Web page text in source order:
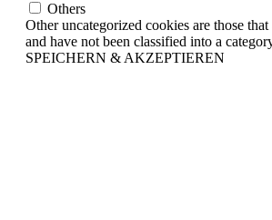
Others
Other uncategorized cookies are those
and have not been classified into a
SPEICHERN & AKZEPTIEREN